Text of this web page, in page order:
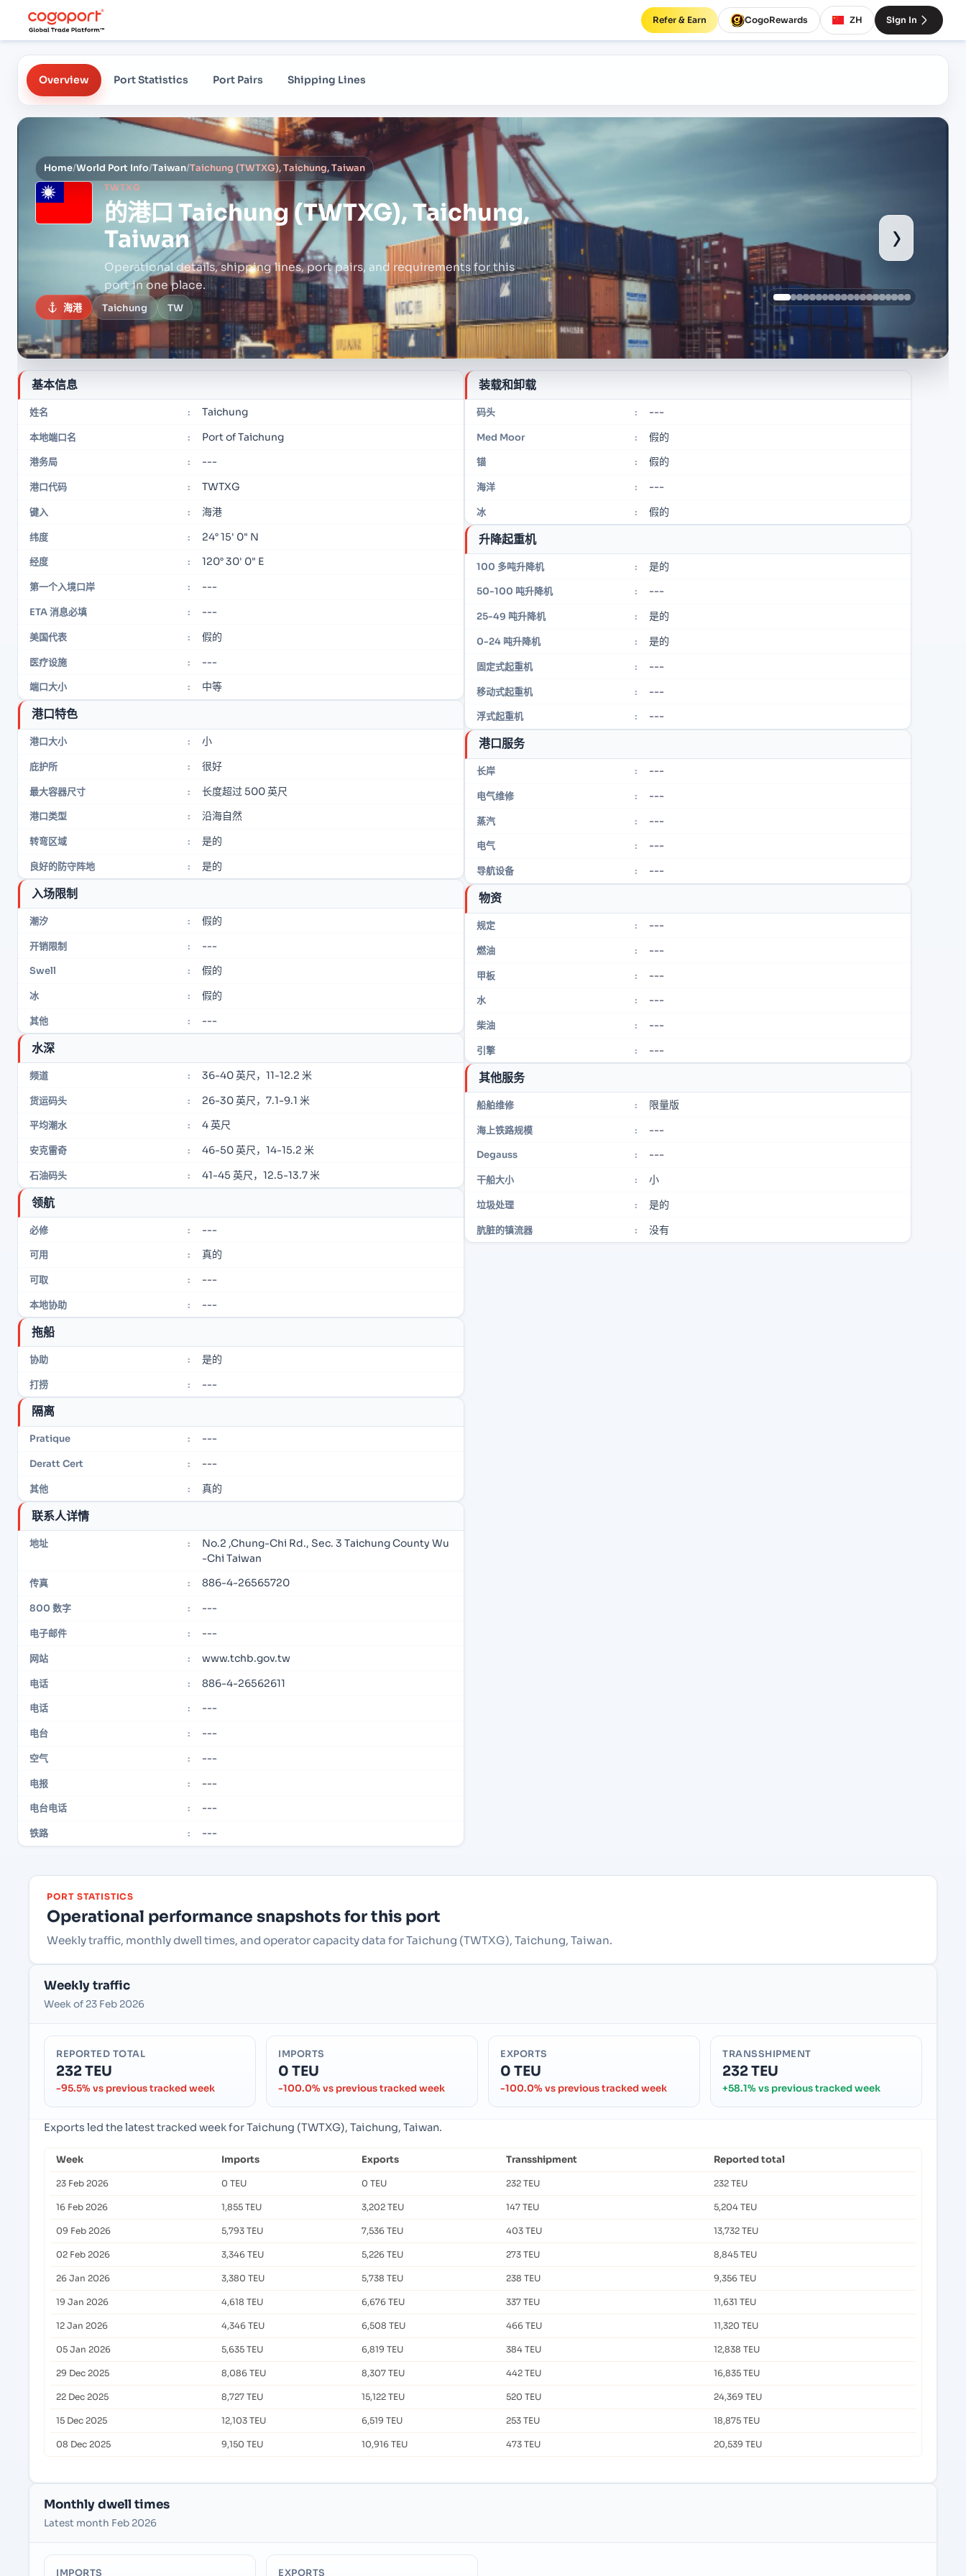
Refer & Earn CogoRewards ZH Sign In
Overview Port Statistics Port Pairs Shipping Lines
Home/World Port Info/Taiwan/Taichung (TWTXG), Taichung, Taiwan
TWTXG
的港口 Taichung (TWTXG), Taichung,
Taiwan
Operational details, shipping lines, port pairs, and requirements for this
port in one place.
海港 Taichung TW
›
基本信息
姓名 : Taichung
本地端口名 : Port of Taichung
港务局 : ---
港口代码 : TWTXG
键入 : 海港
纬度 : 24° 15' 0" N
经度 : 120° 30' 0" E
第一个入境口岸 : ---
ETA 消息必填 : ---
美国代表 : 假的
医疗设施 : ---
端口大小 : 中等
港口特色
港口大小 : 小
庇护所 : 很好
最大容器尺寸 : 长度超过 500 英尺
港口类型 : 沿海自然
转弯区域 : 是的
良好的防守阵地 : 是的
入场限制
潮汐 : 假的
开销限制 : ---
Swell : 假的
冰 : 假的
其他 : ---
水深
频道 : 36-40 英尺，11-12.2 米
货运码头 : 26-30 英尺，7.1-9.1 米
平均潮水 : 4 英尺
安克雷奇 : 46-50 英尺，14-15.2 米
石油码头 : 41-45 英尺，12.5-13.7 米
领航
必修 : ---
可用 : 真的
可取 : ---
本地协助 : ---
拖船
协助 : 是的
打捞 : ---
隔离
Pratique : ---
Deratt Cert : ---
其他 : 真的
联系人详情
地址 :
No.2 ,Chung-Chi Rd., Sec. 3 Taichung County Wu
-Chi Taiwan
传真 : 886-4-26565720
800 数字 : ---
电子邮件 : ---
网站 : www.tchb.gov.tw
电话 : 886-4-26562611
电话 : ---
电台 : ---
空气 : ---
电报 : ---
电台电话 : ---
铁路 : ---
装载和卸载
码头 : ---
Med Moor : 假的
锚 : 假的
海洋 : ---
冰 : 假的
升降起重机
100 多吨升降机 : 是的
50-100 吨升降机 : ---
25-49 吨升降机 : 是的
0-24 吨升降机 : 是的
固定式起重机 : ---
移动式起重机 : ---
浮式起重机 : ---
港口服务
长岸 : ---
电气维修 : ---
蒸汽 : ---
电气 : ---
导航设备 : ---
物资
规定 : ---
燃油 : ---
甲板 : ---
水 : ---
柴油 : ---
引擎 : ---
其他服务
船舶维修 : 限量版
海上铁路规模 : ---
Degauss : ---
干船大小 : 小
垃圾处理 : 是的
肮脏的镇流器 : 没有
PORT STATISTICS
Operational performance snapshots for this port
Weekly traffic, monthly dwell times, and operator capacity data for Taichung (TWTXG), Taichung, Taiwan.
Weekly traffic
Week of 23 Feb 2026
REPORTED TOTAL
232 TEU
-95.5% vs previous tracked week
IMPORTS
0 TEU
-100.0% vs previous tracked week
EXPORTS
0 TEU
-100.0% vs previous tracked week
TRANSSHIPMENT
232 TEU
+58.1% vs previous tracked week
Exports led the latest tracked week for Taichung (TWTXG), Taichung, Taiwan.
Week Imports Exports Transshipment Reported total
23 Feb 2026 0 TEU 0 TEU 232 TEU 232 TEU
16 Feb 2026 1,855 TEU 3,202 TEU 147 TEU 5,204 TEU
09 Feb 2026 5,793 TEU 7,536 TEU 403 TEU 13,732 TEU
02 Feb 2026 3,346 TEU 5,226 TEU 273 TEU 8,845 TEU
26 Jan 2026 3,380 TEU 5,738 TEU 238 TEU 9,356 TEU
19 Jan 2026 4,618 TEU 6,676 TEU 337 TEU 11,631 TEU
12 Jan 2026 4,346 TEU 6,508 TEU 466 TEU 11,320 TEU
05 Jan 2026 5,635 TEU 6,819 TEU 384 TEU 12,838 TEU
29 Dec 2025 8,086 TEU 8,307 TEU 442 TEU 16,835 TEU
22 Dec 2025 8,727 TEU 15,122 TEU 520 TEU 24,369 TEU
15 Dec 2025 12,103 TEU 6,519 TEU 253 TEU 18,875 TEU
08 Dec 2025 9,150 TEU 10,916 TEU 473 TEU 20,539 TEU
Monthly dwell times
Latest month Feb 2026
IMPORTS EXPORTS